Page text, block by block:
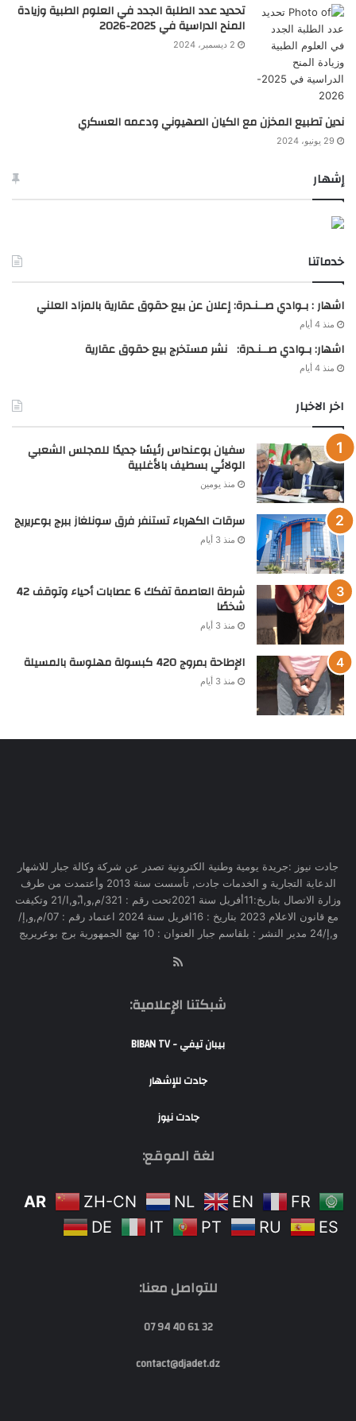
تحديد عدد الطلبة الجدد في العلوم الطبية وزيادة
المنح الدراسية في 2025-2026
2 ديسمبر، 2024
ندين تطبيع المخزن مع الكيان الصهيوني ودعمه العسكري
29 يونيو، 2024
إشهار
خدماتنا
اشهار : بـوادي صــنـدرة: إعلان عن بيع حقوق عقارية بالمزاد العلني
منذ 4 أيام
اشهار: بـوادي صــنـدرة: نشر مستخرج بيع حقوق عقارية
منذ 4 أيام
اخر الاخبار
سفيان بوعنداس رئيسًا جديدًا للمجلس الشعبي
الولائي بسطيف بالأغلبية
منذ يومين
سرقات الكهرباء تستنفر فرق سونلغاز ببرج بوعريريج
منذ 3 أيام
شرطة العاصمة تفكك 6 عصابات أحياء وتوقف 42
شخصًا
منذ 3 أيام
الإطاحة بمروج 420 كبسولة مهلوسة بالمسيلة
منذ 3 أيام
جادت نيوز :جريدة يومية وطنية الكترونية تصدر عن شركة وكالة جبار للاشهار
الدعاية التجارية و الخدمات جادت, تأسست سنة 2013 وأعتمدت من طرف
وزارة الاتصال بتاريخ:11أفريل سنة 2021تحت رقم : 321/م,و,ا,ّو,ا/21 وتكيفت
مع قانون الاعلام 2023 بتاريخ : 16افريل سنة 2024 اعتماد رقم : 07/م,و,إ/
و,إ/24 مدير النشر : بلقاسم جبار العنوان : 10 نهج الجمهورية برج بوعريريج
شبكتنا الإعلامية:
بيبان تيفي - BIBAN TV
جادت للإشهار
جادت نيوز
لغة الموقع:
AR ZH-CN NL EN
FR
DE
IT PT RU ES
للتواصل معنا:
32 61 40 94 07
contact@djadet.dz